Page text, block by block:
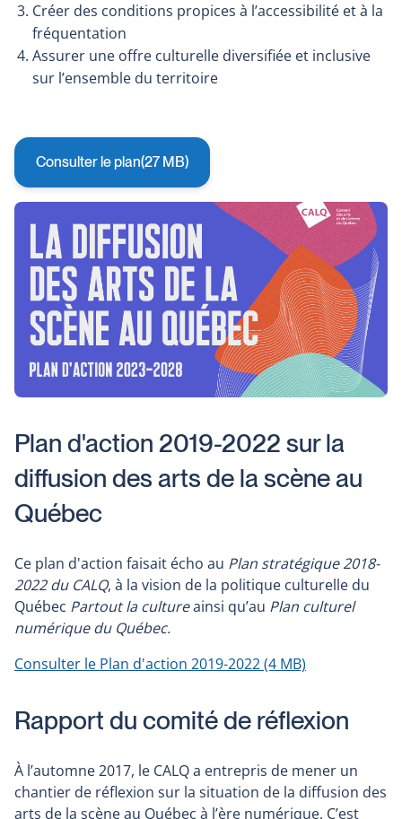
Créer des conditions propices à l’accessibilité et à la
fréquentation
Assurer une offre culturelle diversifiée et inclusive
sur l’ensemble du territoire
Consulter le plan(27 MB)
Plan d'action 2019-2022 sur la
diffusion des arts de la scène au
Québec
Ce plan d'action faisait écho au Plan stratégique 2018-
2022 du CALQ, à la vision de la politique culturelle du
Québec Partout la cultureainsi qu’au Plan culturel
numérique du Québec.
Consulter le Plan d'action 2019-2022(4 MB)
Rapport du comité de réflexion
À l’automne 2017, le CALQ a entrepris de mener un
chantier de réflexion sur la situation de la diffusion des
arts de la scène au Québec à l’ère numérique. C’est